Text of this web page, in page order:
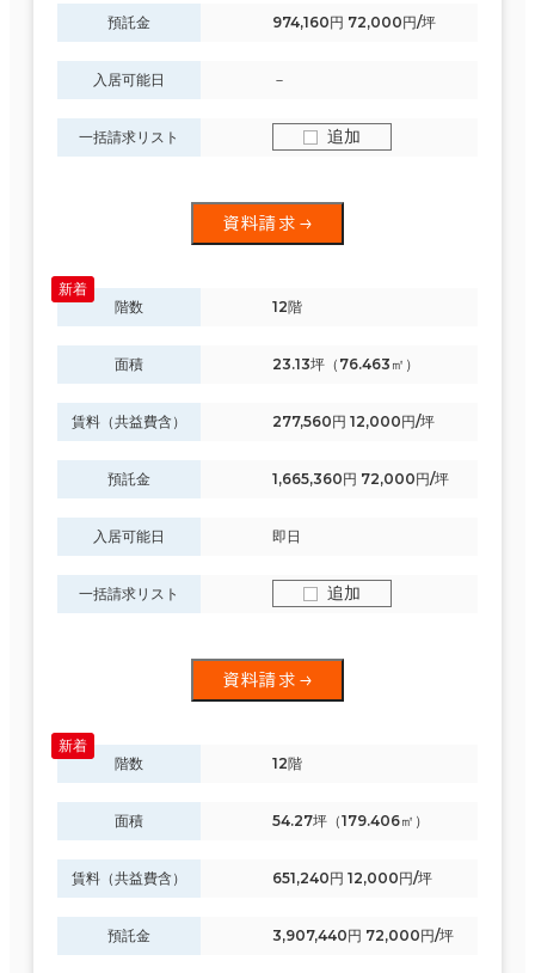
預託金 974,160円 72,000円/坪
入居可能日 －
一括請求リスト 追加
資料請求
階数 12階
面積 23.13坪（76.463㎡）
賃料（共益費含） 277,560円 12,000円/坪
預託金 1,665,360円 72,000円/坪
入居可能日 即日
一括請求リスト 追加
資料請求
階数 12階
面積 54.27坪（179.406㎡）
賃料（共益費含） 651,240円 12,000円/坪
預託金 3,907,440円 72,000円/坪